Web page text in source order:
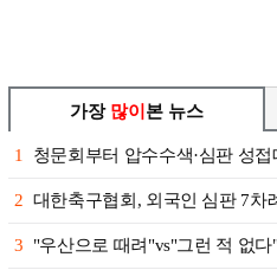
가장 많이 본 뉴스
1 청문회부터 압수수색·심판 성
2 대한축구협회, 외국인 심판 7
3 "우산으로 때려"vs"그런 적 없